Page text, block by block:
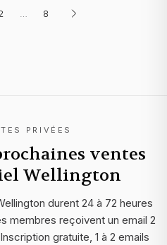
8
PRIVÉES
ventes
Wellington
durent 24 à 72 heures
membres reçoivent un email 2
gratuite, 1 à 2 emails